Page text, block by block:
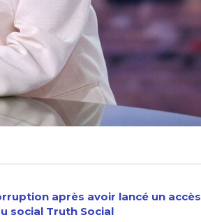
après avoir lancé un accès
social Truth Social